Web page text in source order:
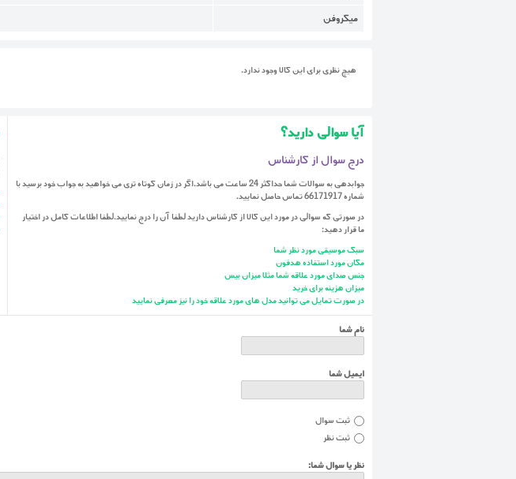
میکروفن
هیچ نظری برای این کالا وجود ندارد.
آیا سوالی دارید؟
درج سوال از کارشناس
جوابدهی به سوالات شما حداکثر 24 ساعت می باشد.اگر در زمان کوتاه تری می خواهید به جواب خود برسید با
شماره 66171917 تماس حاصل نمایید.
در صورتی که سوالی در مورد این کالا از کارشناس دارید لطفا آن را درج نمایید.لطفا اطلاعات کامل در اختیار
ما قرار دهید:
سبک موسیقی مورد نظر شما
مکان مورد استفاده هدفون
جنس صدای مورد علاقه شما مثلا میزان بیس
میزان هزینه برای خرید
در صورت تمایل می توانید مدل های مورد علاقه خود را نیز معرفی نمایید
نام شما
ایمیل شما
ثبت سوال
ثبت نظر
نظر یا سوال شما: